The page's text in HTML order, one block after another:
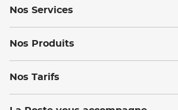
Nos Services
Nos Produits
Nos Tarifs